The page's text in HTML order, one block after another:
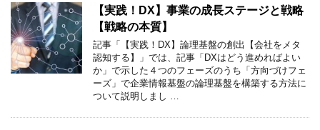
【実践！DX】事業の成長ステージと戦略
【戦略の本質】
記事「【実践！DX】論理基盤の創出【会社をメタ
認知する】」では、記事「DXはどう進めればよい
か」で示した４つのフェーズのうち「方向づけフェ
ーズ」で企業情報基盤の論理基盤を構築する方法に
ついて説明しまし …